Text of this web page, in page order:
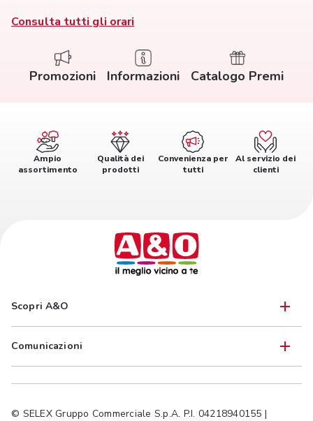
Consulta tutti gli orari
Promozioni Informazioni Catalogo Premi
Ampio
assortimento
Qualità dei
prodotti
Convenienza per
tutti
Al servizio dei
clienti
Scopri A&O
Comunicazioni
© SELEX Gruppo Commerciale S.p.A. P.I. 04218940155 |